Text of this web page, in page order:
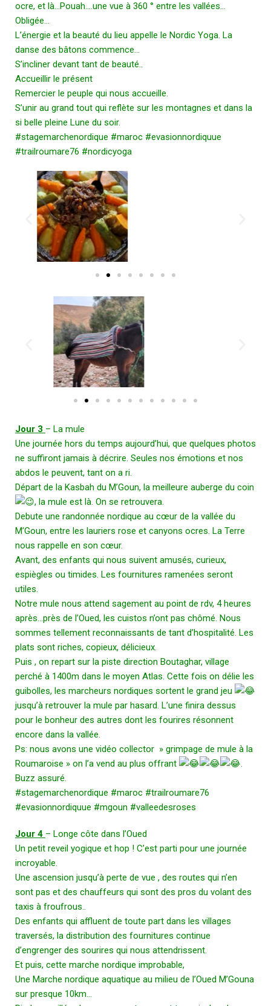
ocre, et là…Pouah….une vue à 360 ° entre les vallées…
Obligée…
L’énergie et la beauté du lieu appelle le Nordic Yoga. La
danse des bâtons commence…
S’incliner devant tant de beauté..
Accueillir le présent
Remercier le peuple qui nous accueille.
S’unir au grand tout qui reflète sur les montagnes et dans la
si belle pleine Lune du soir.
#stagemarchenordique #maroc #evasionnordiquue
#trailroumare76 #nordicyoga
Jour 3 – La mule
Une journée hors du temps aujourd’hui, que quelques photos
ne suffiront jamais à décrire. Seules nos émotions et nos
abdos le peuvent, tant on a ri.
Départ de la Kasbah du M’Goun, la meilleure auberge du coin
, la mule est là. On se retrouvera.
Debute une randonnée nordique au cœur de la vallée du
M’Goun, entre les lauriers rose et canyons ocres. La Terre
nous rappelle en son cœur.
Avant, des enfants qui nous suivent amusés, curieux,
espiègles ou timides. Les fournitures ramenées seront
utiles.
Notre mule nous attend sagement au point de rdv, 4 heures
après…près de l’Oued, les cuistos n’ont pas chômé. Nous
sommes tellement reconnaissants de tant d’hospitalité. Les
plats sont riches, copieux, délicieux.
Puis , on repart sur la piste direction Boutaghar, village
perché à 1400m dans le moyen Atlas. Cette fois on délie les
guibolles, les marcheurs nordiques sortent le grand jeu
jusqu’à retrouver la mule par hasard. L’une finira dessus
pour le bonheur des autres dont les fourires résonnent
encore dans la vallée.
Ps: nous avons une vidéo collector » grimpage de mule à la
Roumaroise » on l’a vend au plus offrant
.
Buzz assuré.
#stagemarchenordique #maroc #trailroumare76
#evasionnordiquue #mgoun #valleedesroses
Jour 4 – Longe côte dans l’Oued
Un petit reveil yogique et hop ! C’est parti pour une journée
incroyable.
Une ascension jusqu’à perte de vue , des routes qui n’en
sont pas et des chauffeurs qui sont des pros du volant des
taxis à froufrous..
Des enfants qui affluent de toute part dans les villages
traversés, la distribution des fournitures continue
d’engrenger des sourires qui nous attendrissent.
Et puis, cette marche nordique improbable,
Une Marche nordique aquatique au milieu de l’Oued M’Gouna
sur presque 10km…